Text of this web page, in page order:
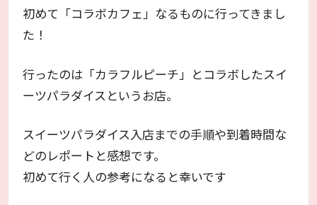
初めて「コラボカフェ」なるものに行ってきまし
た！
行ったのは「カラフルピーチ」とコラボしたスイ
ーツパラダイスというお店。
スイーツパラダイス入店までの手順や到着時間な
どのレポートと感想です。
初めて行く人の参考になると幸いです